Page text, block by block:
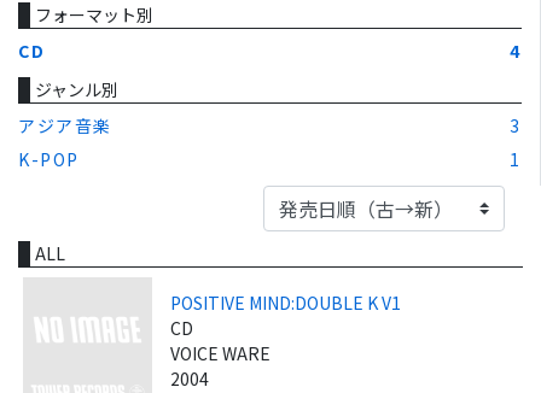
フォーマット別
CD
4
ジャンル別
アジア音楽
3
K-POP
1
ALL
POSITIVE MIND:DOUBLE K V1
CD
VOICE WARE
2004